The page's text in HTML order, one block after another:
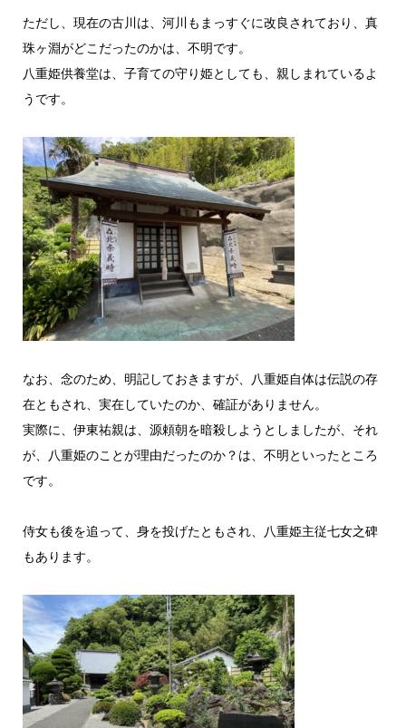
ただし、現在の古川は、河川もまっすぐに改良されており、真
珠ヶ淵がどこだったのかは、不明です。
八重姫供養堂は、子育ての守り姫としても、親しまれているよ
うです。
なお、念のため、明記しておきますが、八重姫自体は伝説の存
在ともされ、実在していたのか、確証がありません。
実際に、伊東祐親は、源頼朝を暗殺しようとしましたが、それ
が、八重姫のことが理由だったのか？は、不明といったところ
です。
侍女も後を追って、身を投げたともされ、八重姫主従七女之碑
もあります。